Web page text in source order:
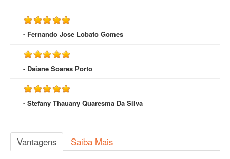
- Fernando Jose Lobato Gomes
- Daiane Soares Porto
- Stefany Thauany Quaresma Da Silva
Vantagens Saiba Mais